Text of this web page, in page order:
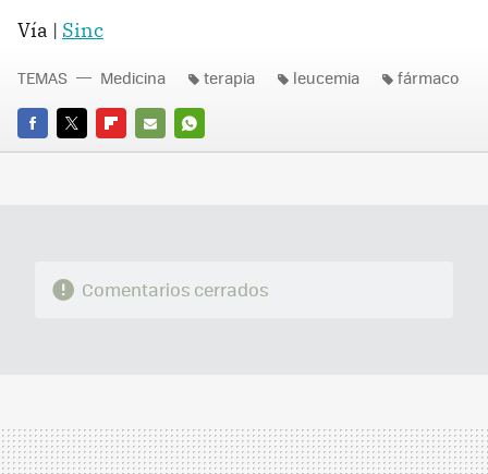
Vía | Sinc
FACEBOOK
TWITTERFLIPBOARD
E-
WHATSAPP
TEMAS Medicina terapia leucemia fármaco
Comentarios cerrados